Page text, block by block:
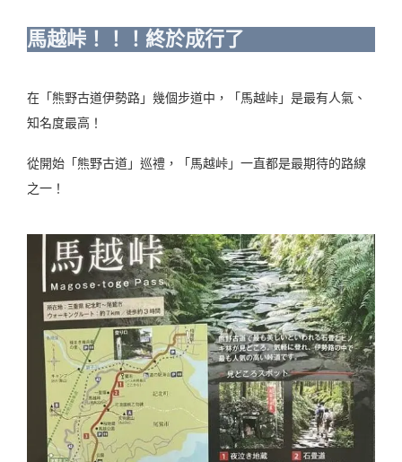
馬越峠！！！終於成行了
在「熊野古道伊勢路」幾個步道中，「馬越峠」是最有人氣、
知名度最高！
從開始「熊野古道」巡禮，「馬越峠」一直都是最期待的路線
之一！